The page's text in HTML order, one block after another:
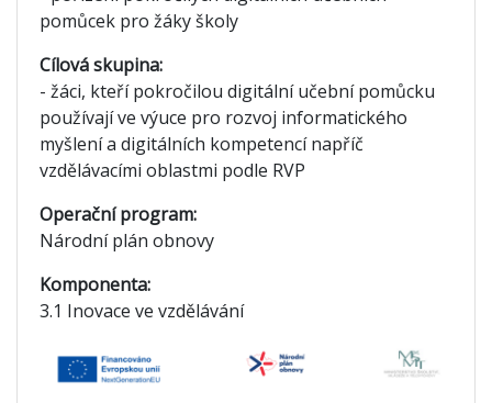
pomůcek pro žáky školy
Cílová skupina:
- žáci, kteří pokročilou digitální učební pomůcku
používají ve výuce pro rozvoj informatického
myšlení a digitálních kompetencí napříč
vzdělávacími oblastmi podle RVP
Operační program:
Národní plán obnovy
Komponenta:
3.1 Inovace ve vzdělávání